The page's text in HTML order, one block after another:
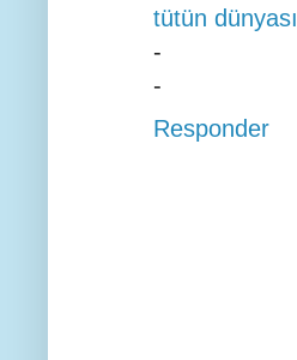
tütün dünyası
-
-
Responder